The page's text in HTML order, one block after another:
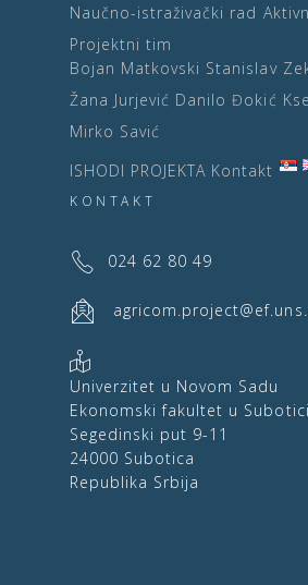
Naučno-istraživački rad
Projektni tim
Bojan Matkovski Stanislav
Žana Jurjević Danilo Đokić
Mirko Savić
ISHODI PROJEKTA Kontakt
KONTAKT
024 62 80 49
Univerzitet u Novom Sadu
Ekonomski fakultet u Subotici
Segedinski put 9-11
24000 Subotica
Republika Srbija